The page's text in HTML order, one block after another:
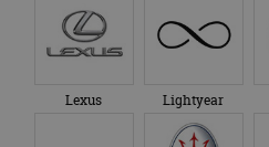
Lexus Lightyear
_ga_SC6JKZPPKY